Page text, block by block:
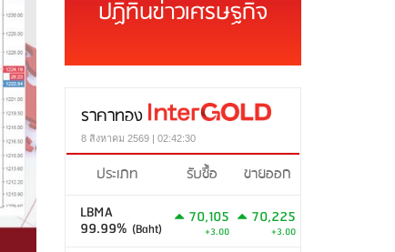
ปฏิทินข่าวเศรษฐกิจ
ราคาทอง
8 สิงหาคม 2569 | 02:42:30
ประเภท รับซื้อ
ขายออก
LBMA
99.99% (Baht)
70,105
+3.00
70,225
+3.00